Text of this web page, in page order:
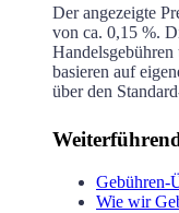
Der angezeigte
von ca. 0,15 %.
Handelsgebühren
basieren auf
über den
Gebühren-
Wie wir